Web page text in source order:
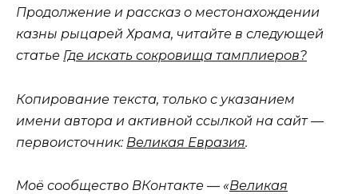
Продолжение и рассказ о местонахождении
казны рыцарей Храма, читайте в следующей
статье Где искать сокровища тамплиеров?
Копирование текста, только с указанием
имени автора и активной ссылкой на сайт —
первоисточник: Великая Евразия.
Моё сообщество ВКонтакте — «Великая